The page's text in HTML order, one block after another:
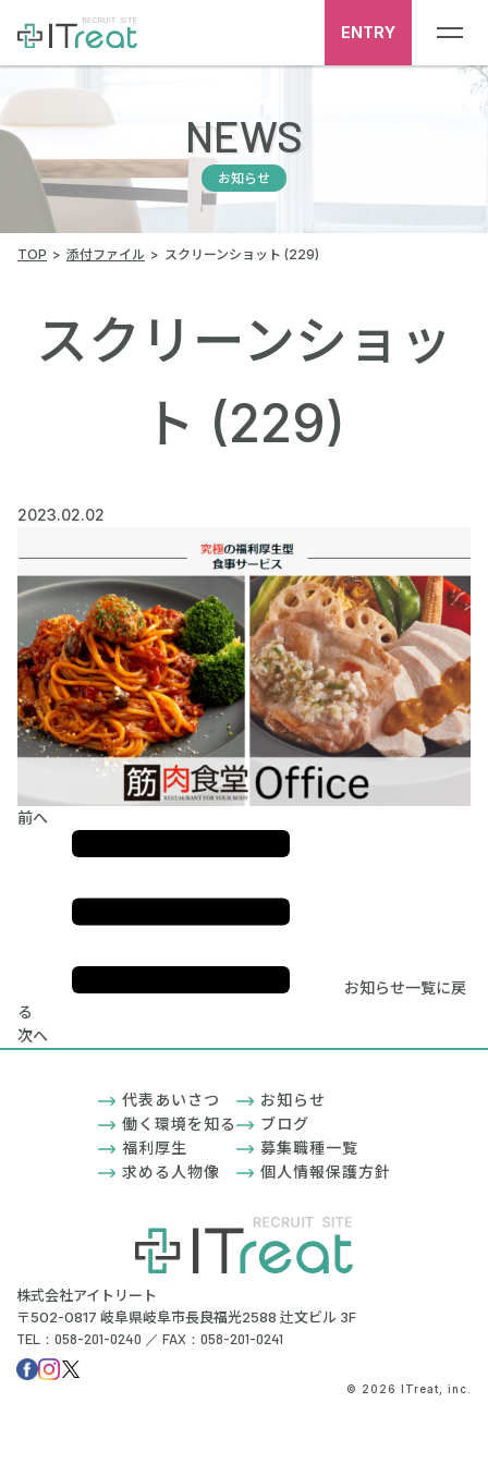
ENTRY
NEWS
お知らせ
TOP 添付ファイル スクリーンショット (229)
スクリーンショッ
ト (229)
2023.02.02
前へ
お知らせ一覧に戻
る
次へ
株式会社アイトリート
〒502-0817 岐阜県岐阜市長良福光2588 辻文ビル 3F
TEL：058-201-0240 ／ FAX：058-201-0241
代表あいさつ
働く環境を知る
福利厚生
求める人物像
お知らせ
ブログ
募集職種一覧
個人情報保護方針
© 2026 ITreat, inc.